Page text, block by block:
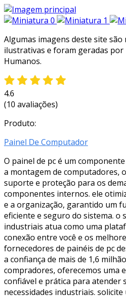
Algumas imagens deste site são
ilustrativas e foram geradas por
Humanos.
4.6
(10 avaliações)
Produto:
Painel De Computador
O painel de pc é um
a montagem de computadores,
suporte e proteção para os
componentes internos. ele
e a organização, garantido um
eficiente e seguro do sistema. o
industriais atua como uma
conexão entre você e os
fornecedores de painéis de pc
a confiança de mais de 1,6
compradores, oferecemos uma
confiável e prática para atender
necessidades industriais.